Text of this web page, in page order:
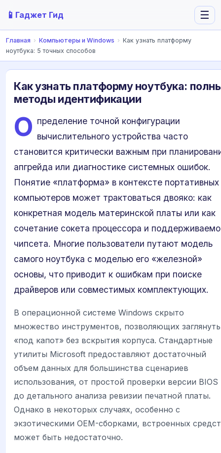
📱 Гаджет Гид ☰
Главная › Компьютеры и Windows › Как узнать платформу
ноутбука: 5 точных способов
Как узнать платформу ноутбука:
методы идентификации
О пределение точной конфигурации
вычислительного устройства часто
становится критически важным при
апгрейда или диагностике системных ошибок.
Понятие «платформа» в контексте портативных
компьютеров может трактоваться двояко: как
конкретная модель материнской платы или как
сочетание сокета процессора и
чипсета. Многие пользователи путают модель
самого ноутбука с моделью его «железной»
основы, что приводит к ошибкам при поиске
драйверов или совместимых комплектующих.
В операционной системе Windows скрыто
множество инструментов, позволяющих заглянуть
«под капот» без вскрытия корпуса. Стандартные
утилиты Microsoft предоставляют достаточный
объем данных для большинства сценариев
использования, от простой проверки версии BIOS
до детального анализа ревизии печатной платы.
Однако в некоторых случаях, особенно с
экзотическими OEM-сборками, встроенных
может быть недостаточно.